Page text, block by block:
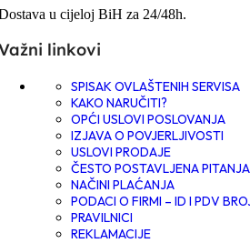
u cijeloj BiH za 24/48h.
linkovi
SPISAK OVLAŠTENIH SERVISA
KAKO NARUČITI?
OPĆI USLOVI POSLOVANJA
IZJAVA O POVJERLJIVOSTI
USLOVI PRODAJE
ČESTO POSTAVLJENA PITANJA
NAČINI PLAĆANJA
PODACI O FIRMI – ID I PDV
PRAVILNICI
REKLAMACIJE